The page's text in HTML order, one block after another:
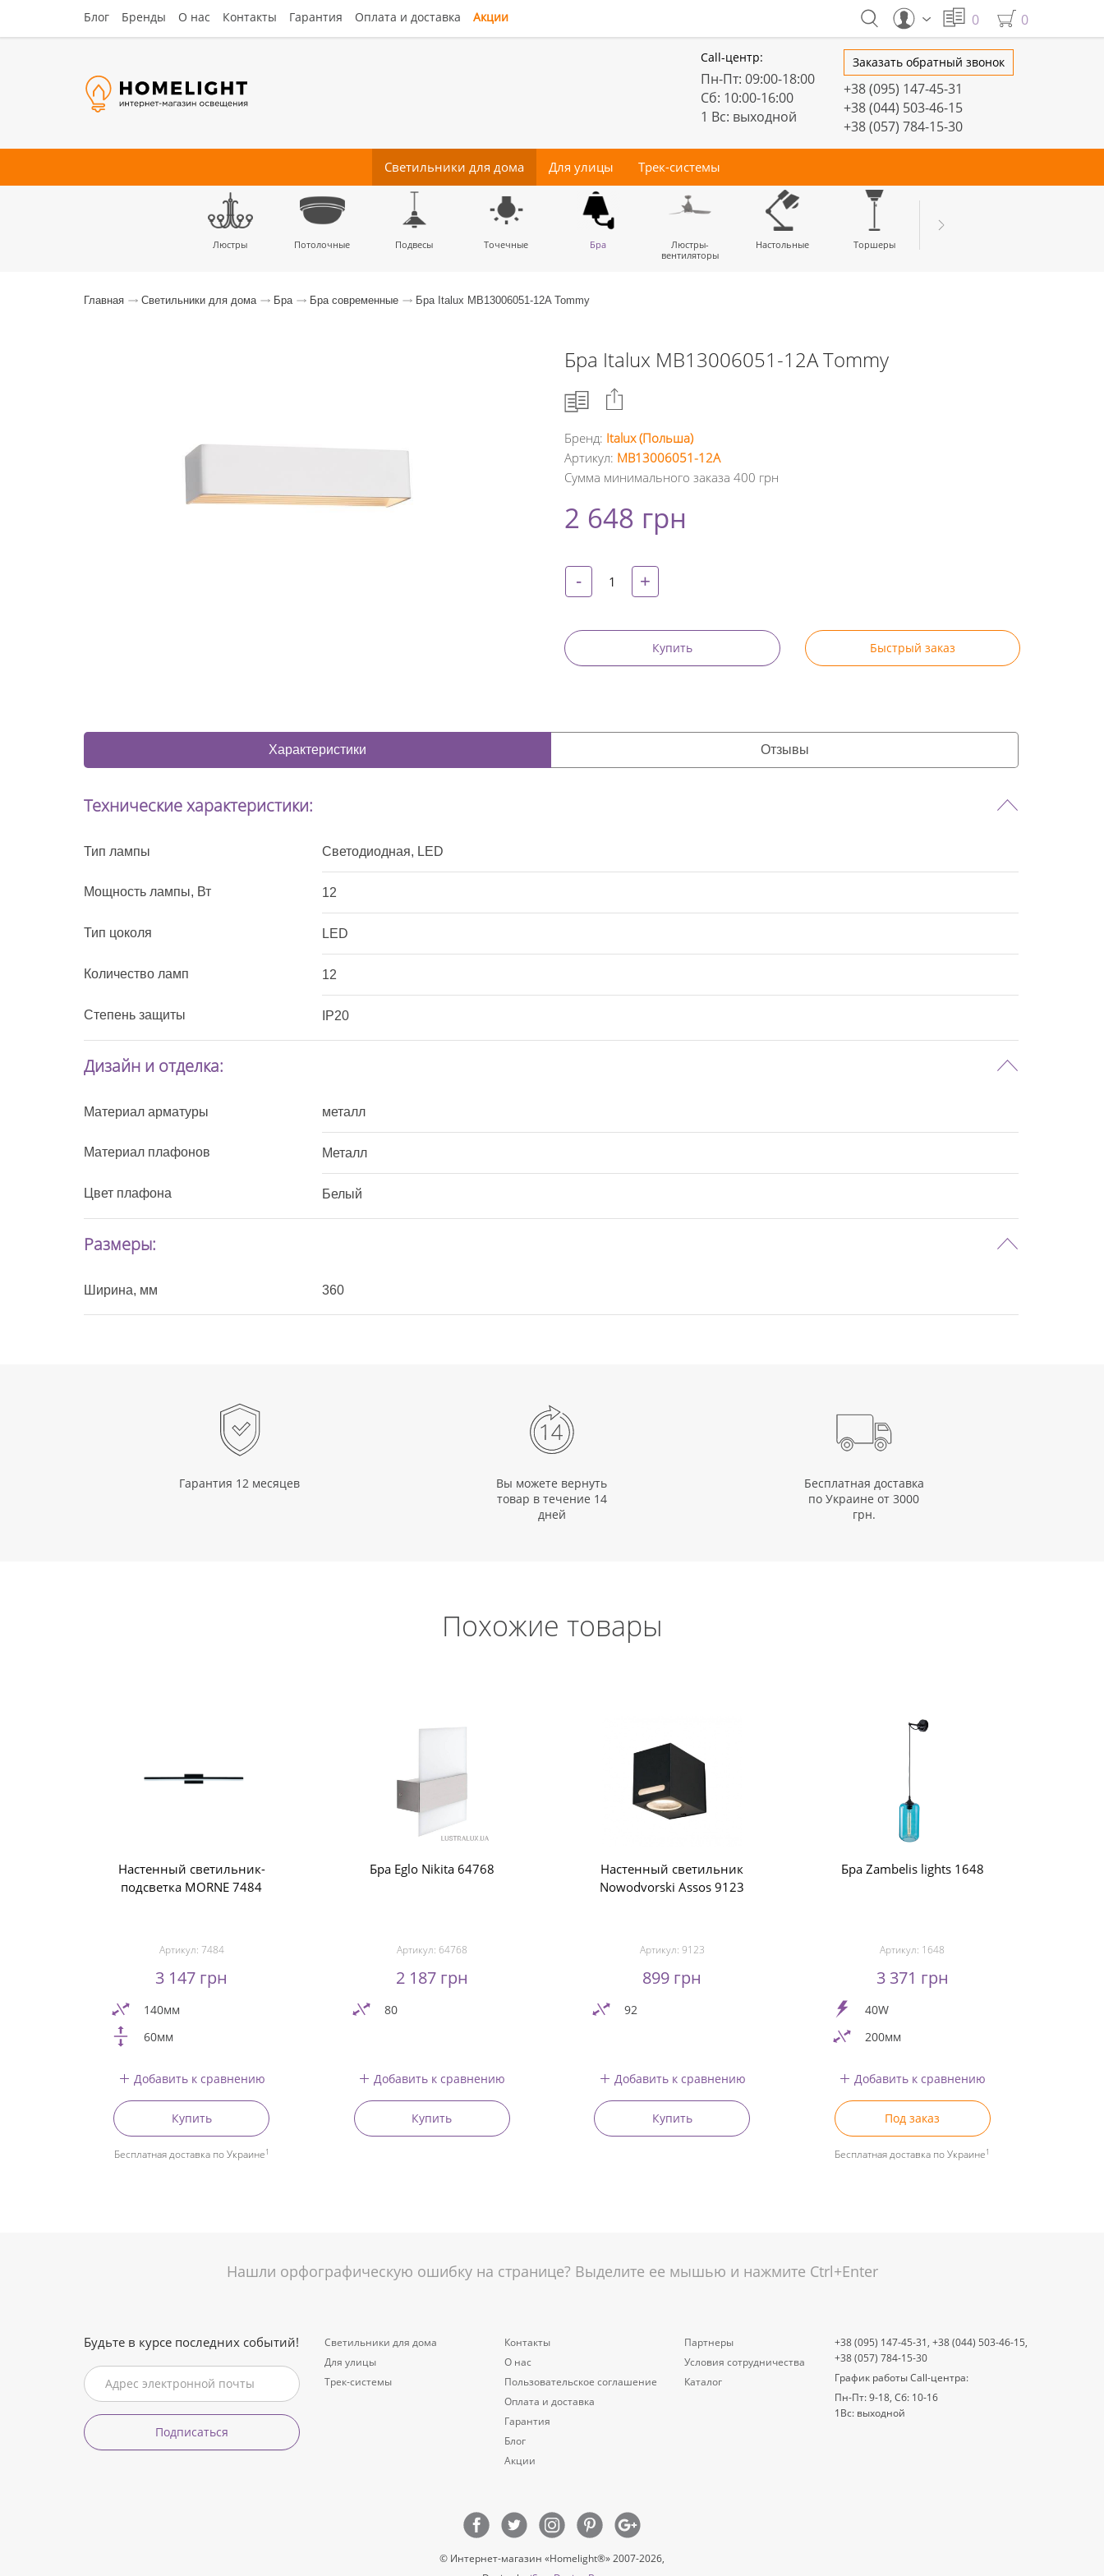
Блог Бренды О нас Контакты Гарантия Оплата и доставка Акции 0 0
Заказать обратный звонок
+38 (095) 147-45-31
+38 (044) 503-46-15
+38 (057) 784-15-30
Call-центр:
Пн-Пт: 09:00-18:00
Сб: 10:00-16:00
1 Вс: выходной
Светильники для дома
Люстры Потолочные Подвесы Точечные Бра
Люстры-
вентиляторы
Настольные Торшеры
Для улицы
Настенные Потолочные Тротуарные Прожектора Декоративные
Трек-системы
Магнитные
Комплектующие
для трек-систем
Главная Светильники для дома Бра Бра современные Бра Italux MB13006051-12A Tommy
Бра Italux MB13006051-12A Tommy
Facebook
+
Pinterest
Бренд: Italux (Польша)
Артикул: MB13006051-12A
Сумма минимального заказа 400 грн
2 648 грн
- +
Купить Быстрый заказ
Характеристики Отзывы
Технические характеристики:
Тип лампы Светодиодная, LED
Мощность лампы, Вт 12
Тип цоколя LED
Количество ламп 12
Степень защиты IP20
Дизайн и отделка:
Материал арматуры металл
Материал плафонов Металл
Цвет плафона Белый
Размеры:
Ширина, мм 360
Гарантия 12 месяцев
Вы можете вернуть
товар в течение 14
дней
Бесплатная доставка
по Украине от 3000
грн.
Похожие товары
Настенный светильник-
подсветка MORNE 7484
Артикул: 7484
3 147 грн
140мм
60мм
Добавить к сравнению
Купить
Бесплатная доставка по Украине1
Бра Eglo Nikita 64768
Артикул: 64768
2 187 грн
80
Добавить к сравнению
Купить
Настенный светильник
Nowodvorski Assos 9123
Артикул: 9123
899 грн
92
Добавить к сравнению
Купить
Бра Zambelis lights 1648
Артикул: 1648
3 371 грн
40W
200мм
Добавить к сравнению
Под заказ
Бесплатная доставка по Украине1
Нашли орфографическую ошибку на странице? Выделите ее мышью и нажмите Ctrl+Enter
Будьте в курсе последних событий!
Подписаться
Светильники для дома
Для улицы
Трек-системы
Контакты
О нас
Пользовательское соглашение
Оплата и доставка
Гарантия
Блог
Акции
Партнеры
Условия сотрудничества
Каталог
+38 (095) 147-45-31, +38 (044) 503-46-15,
+38 (057) 784-15-30
График работы Call-центра:
Пн-Пт: 9-18, Сб: 10-16
1Вс: выходной
© Интернет-магазин «Homelight®» 2007-2026,